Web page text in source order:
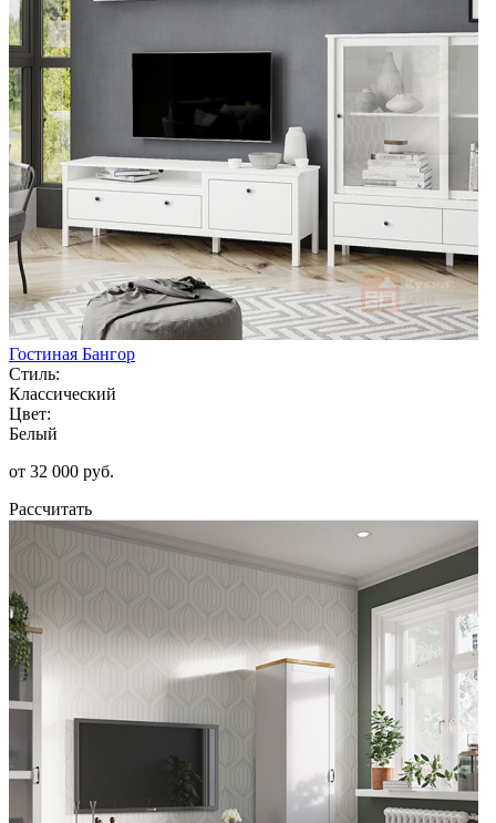
Гостиная Бангор
Стиль:
Классический
Цвет:
Белый
от 32 000 руб.
Рассчитать